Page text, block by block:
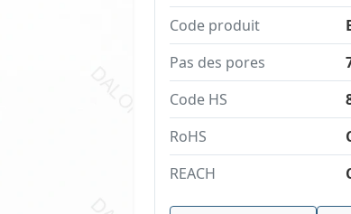
Code produit
Pas des pores
Code HS
RoHS
REACH